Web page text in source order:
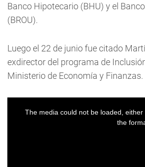
Banco Hipotecario (BHU) y el
(BROU).
Luego el 22 de junio fue citado
exdirector del programa de
Ministerio de Economía y Finanzas.